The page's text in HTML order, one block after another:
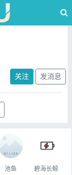
关注 发消息
池鱼 碧海长鲸